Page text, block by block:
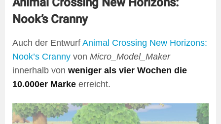
Nook’s Cranny
Auch der Entwurf Animal Crossing New Horizons:
Nook’s Cranny von Micro_Model_Maker
innerhalb von weniger als vier Wochen die
10.000er Marke erreicht.